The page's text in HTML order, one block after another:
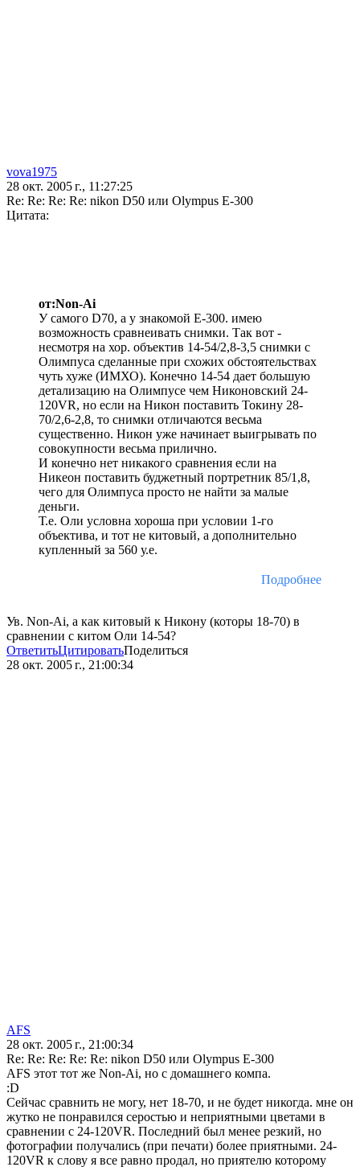
vova1975
28 окт. 2005 г., 11:27:25
Re: Re: Re: Re: nikon D50 или Olympus E-300
Цитата:
от:Non-Ai
У самого D70, а у знакомой E-300. имею
возможность сравнеивать снимки. Так вот -
несмотря на хор. объектив 14-54/2,8-3,5 снимки с
Олимпуса сделанные при схожих обстоятельствах
чуть хуже (ИМХО). Конечно 14-54 дает большую
детализацию на Олимпусе чем Никоновский 24-
120VR, но если на Никон поставить Токину 28-
70/2,6-2,8, то снимки отличаются весьма
существенно. Никон уже начинает выигрывать по
совокупности весьма прилично.
И конечно нет никакого сравнения если на
Никеон поставить буджетный портретник 85/1,8,
чего для Олимпуса просто не найти за малые
деньги.
Т.е. Оли условна хороша при условии 1-го
объектива, и тот не китовый, а дополнительно
купленный за 560 у.е.
Подробнее
Ув. Non-Ai, а как китовый к Никону (которы 18-70) в
сравнении с китом Оли 14-54?
ОтветитьЦитироватьПоделиться
28 окт. 2005 г., 21:00:34
AFS
28 окт. 2005 г., 21:00:34
Re: Re: Re: Re: Re: nikon D50 или Olympus E-300
AFS этот тот же Non-Ai, но с домашнего компа.
:D
Сейчас сравнить не могу, нет 18-70, и не будет никогда. мне он
жутко не понравился серостью и неприятными цветами в
сравнении с 24-120VR. Последний был менее резкий, но
фотографии получались (при печати) более приятными. 24-
120VR к слову я все равно продал, но приятелю которому